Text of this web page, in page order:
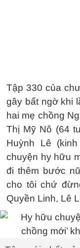
Tập 330 của
gây bất ngờ khi
hai mẹ chồng
Thị Mỹ Nô (64
Huỳnh Lê
chuyện hy hữu
đi thêm bước
cho tôi chứ
Quyền Linh, Lê